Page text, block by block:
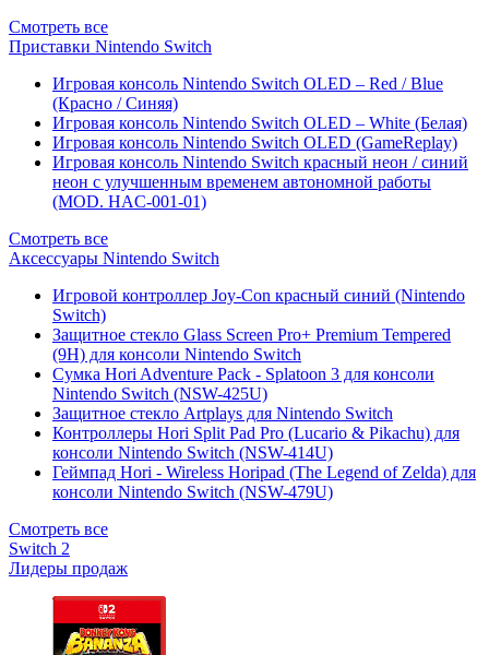
Смотреть все
Приставки Nintendo Switch
Игровая консоль Nintendo Switch OLED – Red / Blue
(Красно / Синяя)
Игровая консоль Nintendo Switch OLED – White (Белая)
Игровая консоль Nintendo Switch OLED (GameReplay)
Игровая консоль Nintendo Switch красный неон / синий
неон с улучшенным временем автономной работы
(MOD. HAC-001-01)
Смотреть все
Аксессуары Nintendo Switch
Игровой контроллер Joy-Con красный синий (Nintendo
Switch)
Защитное стекло Glass Screen Pro+ Premium Tempered
(9H) для консоли Nintendo Switch
Сумка Hori Adventure Pack - Splatoon 3 для консоли
Nintendo Switch (NSW-425U)
Защитное стекло Artplays для Nintendo Switch
Контроллеры Hori Split Pad Pro (Lucario & Pikachu) для
консоли Nintendo Switch (NSW-414U)
Геймпад Hori - Wireless Horipad (The Legend of Zelda) для
консоли Nintendo Switch (NSW-479U)
Смотреть все
Switch 2
Лидеры продаж